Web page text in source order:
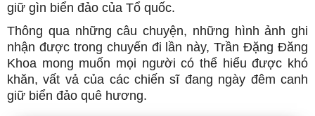
giữ gìn biển đảo của Tổ quốc.
Thông qua những câu chuyện, những hình ảnh ghi
nhận được trong chuyến đi lần này, Trần Đặng Đăng
Khoa mong muốn mọi người có thể hiểu được khó
khăn, vất vả của các chiến sĩ đang ngày đêm canh
giữ biển đảo quê hương.